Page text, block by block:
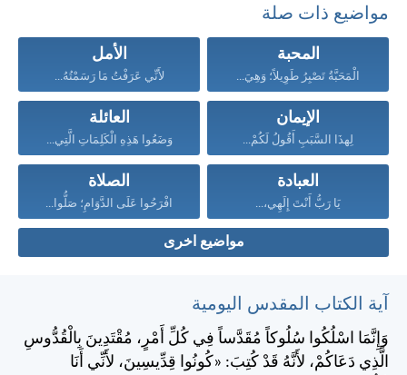
مواضيع ذات صلة
المحبة
الْمَحَبَّةُ تَصْبِرُ طَوِيلاً؛ وَهِيَ...
الأمل
لأَنِّي عَرَفْتُ مَا رَسَمْتُهُ...
الإيمان
لِهذَا السَّبَبِ أَقُولُ لَكُمْ...
العائلة
وَضَعُوا هَذِهِ الْكَلِمَاتِ الَّتِي...
العبادة
يَا رَبُّ أَنْتَ إِلَهِي،...
الصلاة
افْرَحُوا عَلَى الدَّوَامِ؛ صَلُّوا...
مواضيع اخرى
آية الكتاب المقدس اليومية
وَإِنَّمَا اسْلُكُوا سُلُوكاً مُقَدَّساً فِي كُلِّ أَمْرٍ، مُقْتَدِينَ بِالْقُدُّوسِ
الَّذِي دَعَاكُمْ، لأَنَّهُ قَدْ كُتِبَ: «كُونُوا قِدِّيسِينَ، لأَنِّي أَنَا